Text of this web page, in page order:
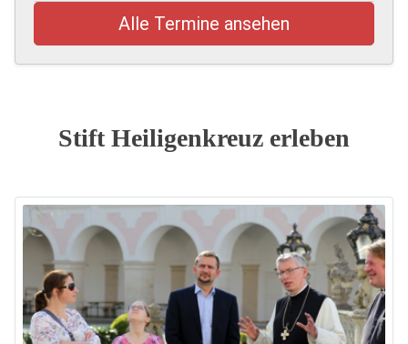
Alle Termine ansehen
Stift Heiligenkreuz erleben